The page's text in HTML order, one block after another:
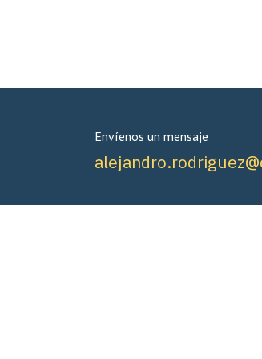
Envíenos un mensaje